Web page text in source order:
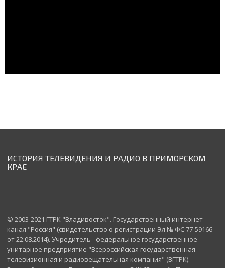
ИСТОРИЯ ТЕЛЕВИДЕНИЯ И РАДИО В ПРИМОРСКОМ
КРАЕ
© 2003-2021 ГТРК "Владивосток". Государственный интернет-
канал "Россия" (свидетельство о регистрации Эл № ФС 77-59166
от 22.08.2014). Учредитель - федеральное государственное
унитарное предприятие "Всероссийская государственная
телевизионная и радиовещательная компания" (ВГТРК).